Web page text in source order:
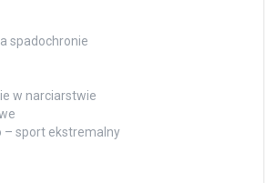
spadochronie
w narciarstwie
– sport ekstremalny